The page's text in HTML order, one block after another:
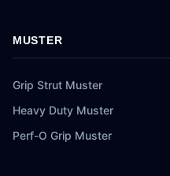
MUSTER
Grip Strut Muster
Heavy Duty Muster
Perf-O Grip Muster